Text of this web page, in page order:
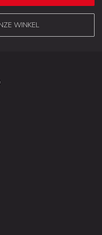
WINKEL